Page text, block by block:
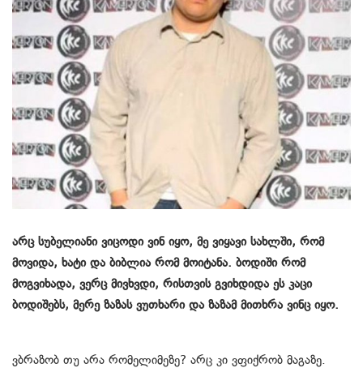
არც სუბელიანი ვიცოდი ვინ იყო, მე ვიყავი სახლში, რომ
მოვიდა, ხატი და ბიბლია რომ მოიტანა. ბოდიში რომ
მოგვიხადა, ვერც მივხვდი, რისთვის გვიხდიდა ეს კაცი
ბოდიშებს, მერე ზაზას ვუთხარი და ზაზამ მითხრა ვინც იყო.
ვბრაზობ თუ არა რომელიმეზე? არც კი ვფიქრობ მაგაზე.